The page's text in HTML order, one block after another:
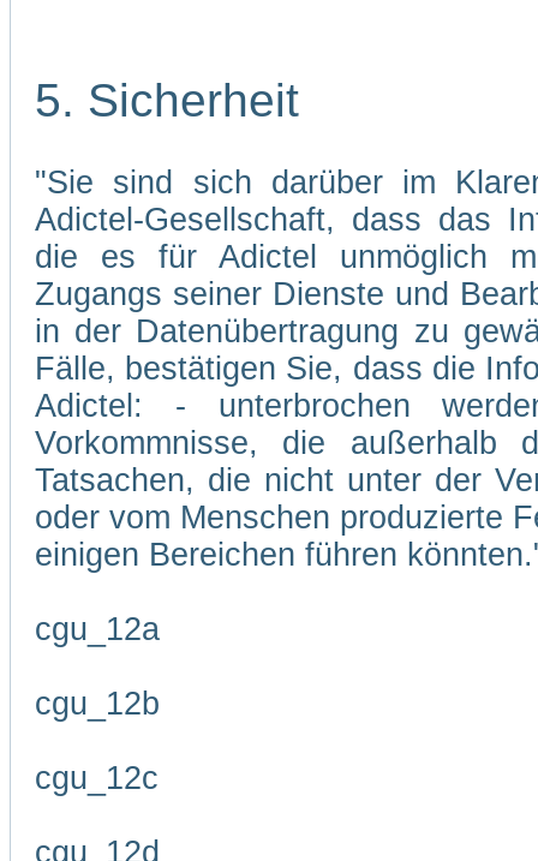
5. Sicherheit
"Sie sind sich darüber im
Adictel-Gesellschaft, dass das
die es für Adictel unmöglich
Zugangs seiner Dienste und
in der Datenübertragung zu
Fälle, bestätigen Sie, dass die
Adictel: - unterbrochen
Vorkommnisse, die
Tatsachen, die nicht unter der
oder vom Menschen produzierte
einigen Bereichen führen
cgu_12a
cgu_12b
cgu_12c
cgu_12d